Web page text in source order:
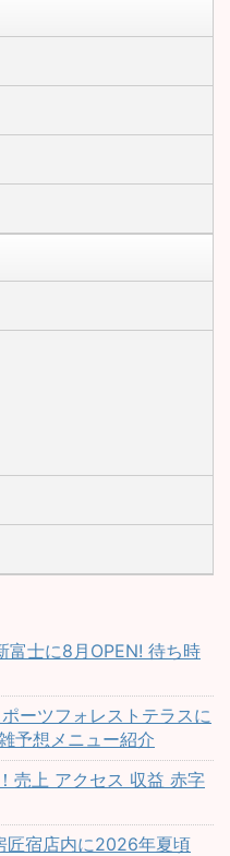
富士に8月OPEN! 待ち時
ーツフォレストテラスに
予想メニュー紹介
売上 アクセス 収益 赤字
匠宿店内に2026年夏頃